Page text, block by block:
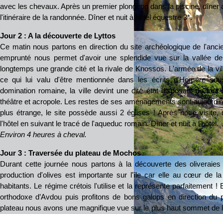
avec les chevaux. Après un premier plongeon dans la piscine, dîner
l'itinéraire de la randonnée. Dîner et nuit à hôtel équestre 3*.
Jour 2 : A la découverte de Lyttos
Ce matin nous partons en direction du site archéologique de
emprunté nous permet d'avoir une splendide vue sur la vallée
longtemps une grande cité et la rivale de Knossos. L'armée de la
ce qui lui valu d'être mentionnée dans les écrits d'Homère
domination romaine, la ville devint une cité état disposant de tout
théâtre et acropole. Les restes de ses aménagements sont
plus étrange, le site possède aussi 2 églises ! Après notre visite,
l'hôtel en suivant le tracé de l'aqueduc romain. Dîner et nuit à l'hôtel.
Environ 4 heures à cheval.
Jour 3 : Traversée du plateau de Mochos
Durant cette journée nous partons à la découverte des
production d'olives est importante sur l'île car elle au cœur de
habitants. Le régime crétois l'utilise et la représente parfaitement !
orthodoxe d’Avdou puis profitons de bons galops en direction du
plateau nous avons une magnifique vue sur le plus haut sommet